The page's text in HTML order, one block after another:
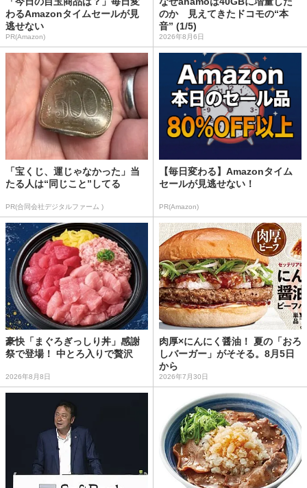
わるAmazonタイムセールが見
逃せない
PR(Amazon)
のか 見えてきたドコモの“本
音” (1/5)
2026年8月6日
「宝くじ、運じゃなかった」当
たる人は“同じこと”してる
PR(合同会社デジタルファーム )
【毎日変わる】Amazonタイム
セールが見逃せない！
PR(Amazon)
豪快「まぐろぎっしり丼」感謝
祭で登場！ 中とろ入りで贅沢
2026年8月8日
肉厚×にんにく醤油！ 夏の「おろ
しバーガー」がそそる。8月5日
から
2026年7月30日